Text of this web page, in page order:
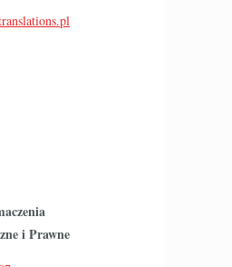
i Prawne